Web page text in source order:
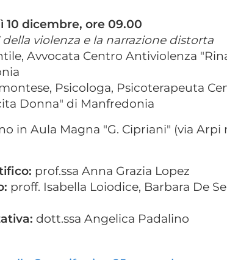
dicembre, ore 09.00
violenza e la narrazione distorta
Avvocata Centro Antiviolenza
Psicologa, Psicoterapeuta
Donna" di Manfredonia
in Aula Magna "G. Cipriani" (via Arpi
prof.ssa Anna Grazia Lopez
proff. Isabella Loiodice, Barbara De
dott.ssa Angelica Padalino